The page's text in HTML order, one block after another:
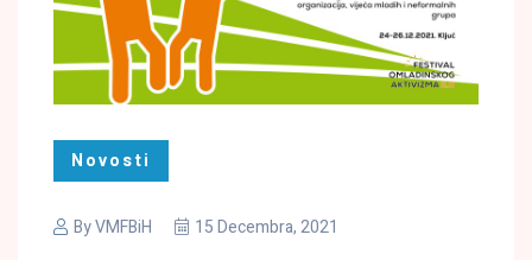
Novosti
ByVMFBiH
15 Decembra, 2021